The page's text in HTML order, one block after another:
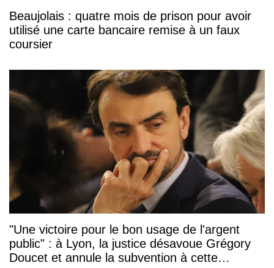
Beaujolais : quatre mois de prison pour avoir
utilisé une carte bancaire remise à un faux
coursier
"Une victoire pour le bon usage de l'argent
public" : à Lyon, la justice désavoue Grégory
Doucet et annule la subvention à cette